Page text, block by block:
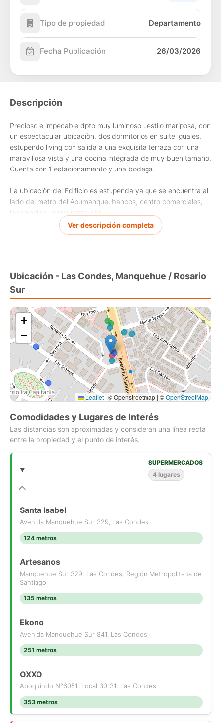
Tipo de propiedad Departamento
Fecha Publicación 26/03/2026
Descripción
Precioso e impecable dpto muy luminoso , estilo mariposa, con
un espectacular ubicaciòn, dos dormitorios en suite iguales,
estupendo living con salida a una exquisita terraza con una
maravillosa vista y una cocina integrada de muy buen tamaño.
Cuenta con 1 estacionamiento y una bodega.
La ubicaciòn del Edificio es estupenda ya que se encuentra al
lado del metro del Apumanque, bancos, centro comerciales,
locomociòn, restaurants, etc.
Realmente vale la pena verlo
Ver descripción completa
Ubicación - Las Condes, Manquehue / Rosario
Sur
+
−
Leaflet |© Openstreetmap | ©OpenStreetMap
Comodidades y Lugares de Interés
Las distancias son aproximadas y consideran una línea recta
entre la propiedad y el punto de interés.
SUPERMERCADOS
4 lugares
Santa Isabel
Avenida Manquehue Sur 329, Las Condes
124 metros
Artesanos
Manquehue Sur 329, Las Condes, Región Metropolitana de
Santiago
135 metros
Ekono
Avenida Manquehue Sur 841, Las Condes
251 metros
OXXO
Apoquindo N°6051, Local 30-31, Las Condes
353 metros